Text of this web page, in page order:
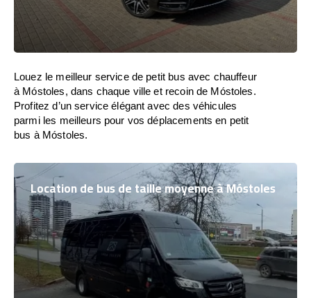
Louez le meilleur service de petit bus avec chauffeur
à Móstoles, dans chaque ville et recoin de Móstoles.
Profitez d’un service élégant avec des véhicules
parmi les meilleurs pour vos déplacements en petit
bus à Móstoles.
Location de bus de taille moyenne à Móstoles